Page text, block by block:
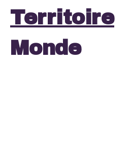
Territoire
Monde